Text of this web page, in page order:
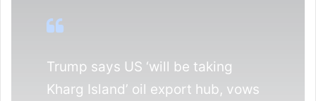
Trump says US ‘will be taking
Kharg Island’ oil export hub, vows